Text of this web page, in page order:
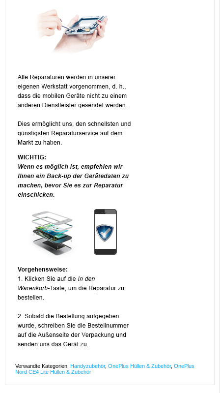
Verwandte Kategorien: Handyzubehör, OnePlus Hüllen & Zubehör, OnePlus
Nord CE4 Lite Hüllen & Zubehör